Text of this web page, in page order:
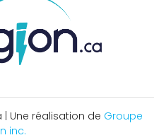
Une réalisation de Groupe
inc.